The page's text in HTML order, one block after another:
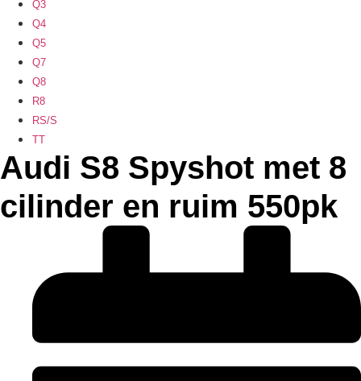
Q3
Q4
Q5
Q7
Q8
R8
RS/S
TT
Audi S8 Spyshot met 8
cilinder en ruim 550pk